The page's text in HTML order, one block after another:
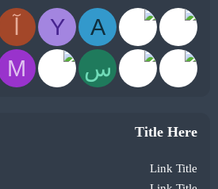
A
Y
س
M
Title Here
Link Title